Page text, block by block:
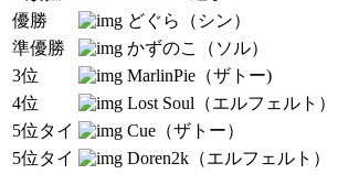
優勝
どぐら（シン）
準優勝
かずのこ（ソル）
3位
MarlinPie（ザトー)
4位
Lost Soul（エルフェルト）
5位タイ
Cue（ザトー）
5位タイ
Doren2k（エルフェルト）